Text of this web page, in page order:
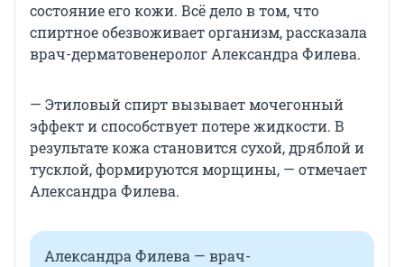
состояние его кожи. Всё дело в том, что
спиртное обезвоживает организм, рассказала
врач-дерматовенеролог Александра Филева.
— Этиловый спирт вызывает мочегонный
эффект и способствует потере жидкости. В
результате кожа становится сухой, дряблой и
тусклой, формируются морщины, — отмечает
Александра Филева.
Александра Филева — врач-